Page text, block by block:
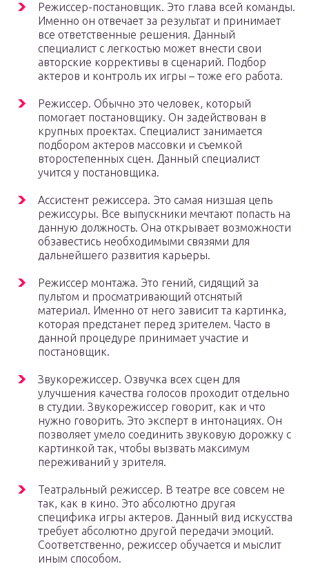
Режиссер-постановщик. Это глава всей команды.
Именно он отвечает за результат и принимает
все ответственные решения. Данный
специалист с легкостью может внести свои
авторские коррективы в сценарий. Подбор
актеров и контроль их игры – тоже его работа.
Режиссер. Обычно это человек, который
помогает постановщику. Он задействован в
крупных проектах. Специалист занимается
подбором актеров массовки и съемкой
второстепенных сцен. Данный специалист
учится у постановщика.
Ассистент режиссера. Это самая низшая цепь
режиссуры. Все выпускники мечтают попасть на
данную должность. Она открывает возможности
обзавестись необходимыми связями для
дальнейшего развития карьеры.
Режиссер монтажа. Это гений, сидящий за
пультом и просматривающий отснятый
материал. Именно от него зависит та картинка,
которая предстанет перед зрителем. Часто в
данной процедуре принимает участие и
постановщик.
Звукорежиссер. Озвучка всех сцен для
улучшения качества голосов проходит отдельно
в студии. Звукорежиссер говорит, как и что
нужно говорить. Это эксперт в интонациях. Он
позволяет умело соединить звуковую дорожку с
картинкой так, чтобы вызвать максимум
переживаний у зрителя.
Театральный режиссер. В театре все совсем не
так, как в кино. Это абсолютно другая
специфика игры актеров. Данный вид искусства
требует абсолютно другой передачи эмоций.
Соответственно, режиссер обучается и мыслит
иным способом.